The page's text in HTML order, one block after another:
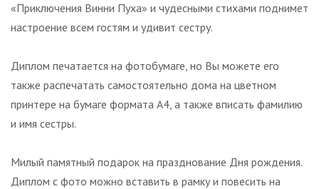
«Приключения Винни Пуха» и чудесными стихами поднимет
настроение всем гостям и удивит сестру.
Диплом печатается на фотобумаге, но Вы можете его
также распечатать самостоятельно дома на цветном
принтере на бумаге формата А4, а также вписать фамилию
и имя сестры.
Милый памятный подарок на празднование Дня рождения.
Диплом с фото можно вставить в рамку и повесить на